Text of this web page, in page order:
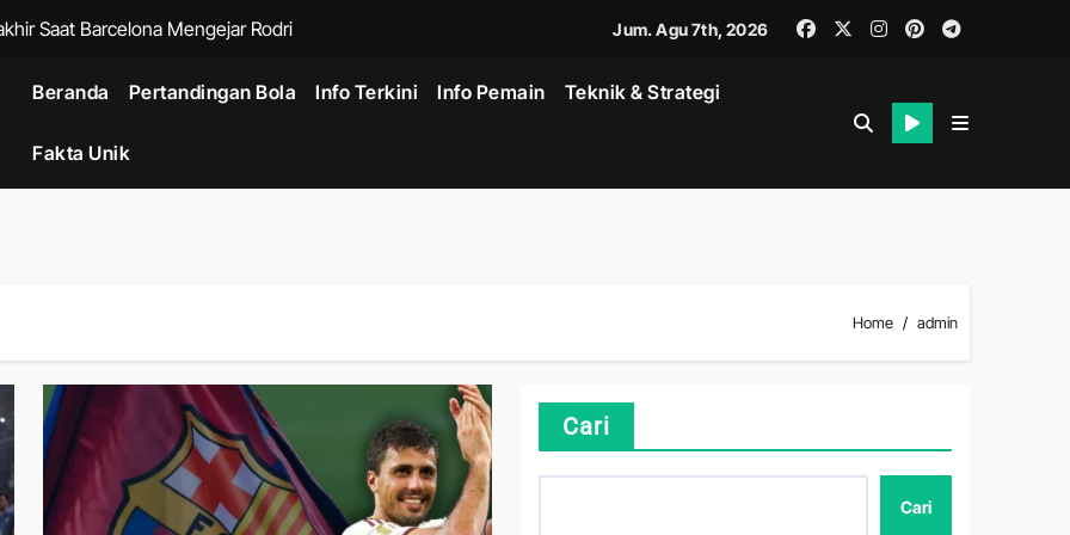
Saat Barcelona Mengejar Rodri
Andalan Indonesia untuk Laga Krusial
Singapura Sulit Mengembangkan Permainan
Cara Teknologi AI Cloud Mengubah Industri Digital
Profesional untuk Industri Konstruksi, Energi, dan Logistik
6 Dari Persebaya dalam Adu Penalti Final
Jum. Agu 7th, 2026
Beranda Pertandingan Bola Info Terkini Info Pemain Teknik & Strategi
Fakta Unik
Home admin
Cari
Cari